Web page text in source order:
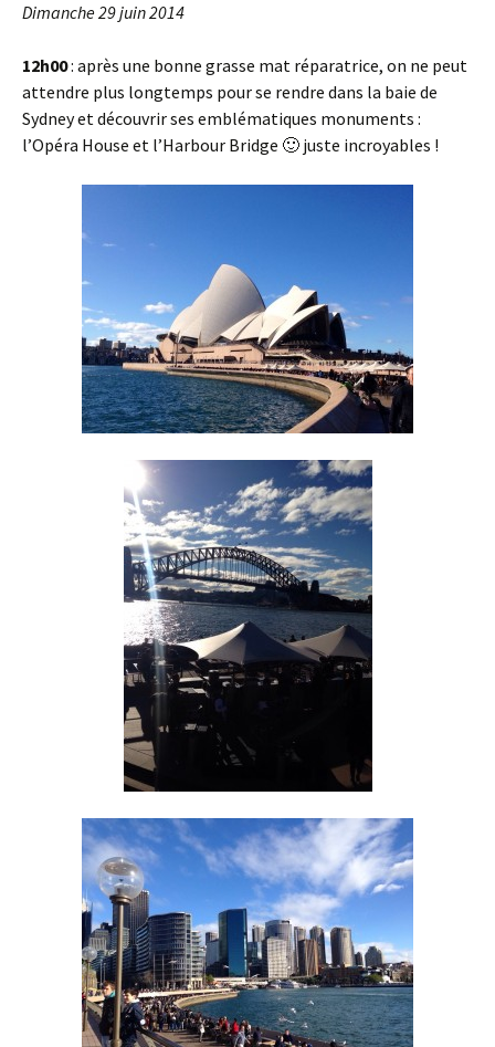
Dimanche 29 juin 2014
12h00: après une bonne grasse mat réparatrice, on ne peut
attendre plus longtemps pour se rendre dans la baie de
Sydney et découvrir ses emblématiques monuments :
l’Opéra House et l’Harbour Bridge 🙂 juste incroyables !